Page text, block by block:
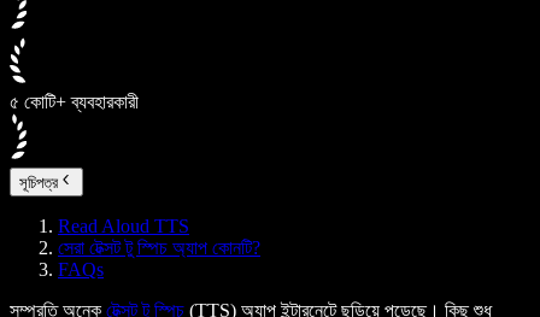
৫ কোটি+ ব্যবহারকারী
সূচিপত্র
Read Aloud TTS
সেরা টেক্সট টু স্পিচ অ্যাপ কোনটি?
FAQs
সম্প্রতি অনেক টেক্সট টু স্পিচ (TTS) অ্যাপ ইন্টারনেটে ছড়িয়ে পড়েছে। কিছু শুধু